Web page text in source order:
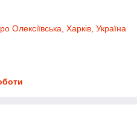
фіксаторам і
Олексіївська, Харків, Україна